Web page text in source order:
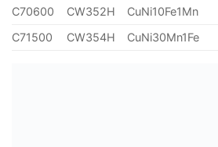
C70600
CW352H CuNi10Fe1Mn
C71500
CW354H CuNi30Mn1Fe